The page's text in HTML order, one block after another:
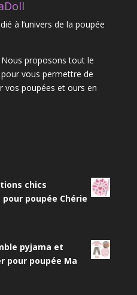
à l’univers de la poupée
proposons tout le
vous permettre de
vos poupées et ours en
chics
poupée Chérie
pyjama et
pour poupée Ma